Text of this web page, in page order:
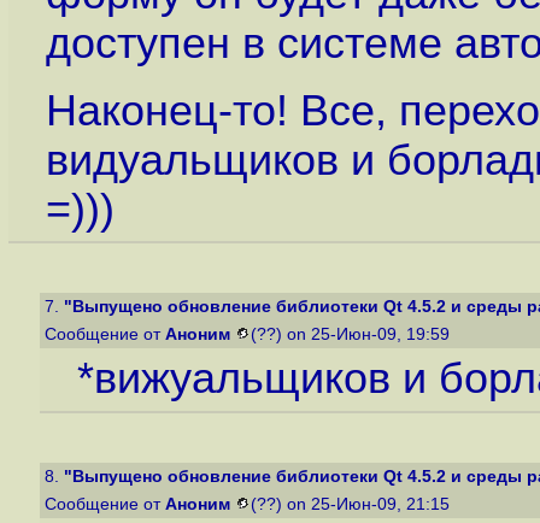
доступен в системе
Наконец-то! Все,
видуальщиков и
=)))
7. "Выпущено обновление библиотеки Qt 4.5.2 и среды
Сообщение от Аноним (??) on 25-Июн-09, 19:59
*вижуальщиков и
8. "Выпущено обновление библиотеки Qt 4.5.2 и среды
Сообщение от Аноним (??) on 25-Июн-09, 21:15